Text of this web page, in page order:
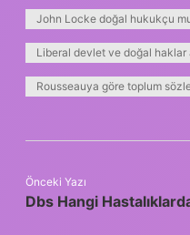
John Locke doğal hukukçu
Liberal devlet ve doğal haklar
Rousseauya göre toplum
Önceki Yazı
Dbs Hangi